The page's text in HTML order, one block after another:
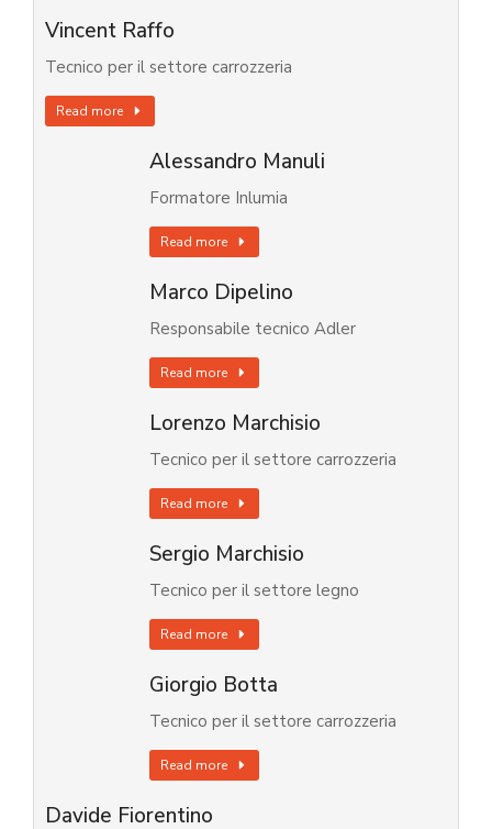
Vincent Raffo
Tecnico per il settore carrozzeria
Read more
Alessandro Manuli
Formatore Inlumia
Read more
Marco Dipelino
Responsabile tecnico Adler
Read more
Lorenzo Marchisio
Tecnico per il settore carrozzeria
Read more
Sergio Marchisio
Tecnico per il settore legno
Read more
Giorgio Botta
Tecnico per il settore carrozzeria
Read more
Davide Fiorentino